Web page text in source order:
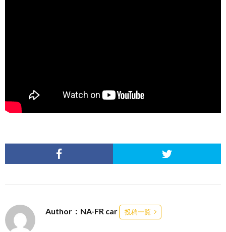
Author：NA-FR car 投稿一覧